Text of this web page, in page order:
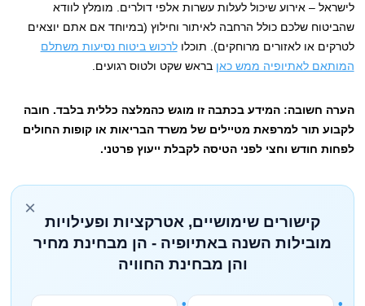
לישראל – אירוע שיכול לעלות עשרות אלפי דולרים. מומלץ לוודא
שהביטוח שלכם כולל הרחבה לאיתור וחילוץ (במיוחד אם אתם יוצאים
לטרקים או לאזורים מרוחקים). תוכלולרכוש ביטוח נסיעות משתלם
המותאם לאתיופיה ממש כאן בראש שקט ולטוס רגועים.
הערה חשובה: המידע בכתבה זו מוגש כהמלצה כללית בלבד. חובה
לקבוע תור למרפאת מטיילים של משרד הבריאות או קופות החולים
לפחות חודש וחצי לפני הטיסה לקבלת ייעוץ פרטני.
×
קישורים שימושיים, אטרקציות ופעילויות
מובילות השנה באתיופיה - הן מבחינת מחיר
והן מבחינת החוויה